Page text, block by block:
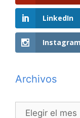
LinkedIn
Instagram
Archivos
Archivos